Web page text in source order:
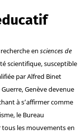
en sciences de
scientifique, susceptible
par Alfred Binet
Genève devenue
à s’affirmer comme
le Bureau
les mouvements en